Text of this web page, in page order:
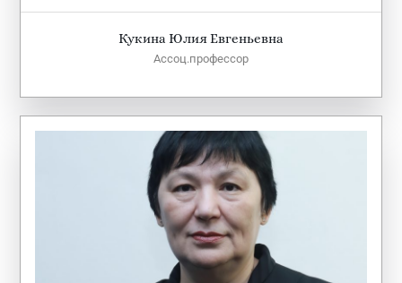
Кукина Юлия Евгеньевна
Ассоц.профессор